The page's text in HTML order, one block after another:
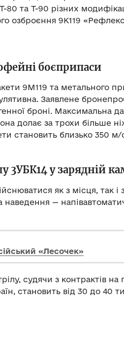
80 та Т-90 різних
озброєння 9К119
боєприпаси
9М119 та метального
Заявлене
броні. Максимальна
долає за трохи більше
становить близько 350 м/
3УБК14 у зарядній
як з місця, так і
наведення —
«Лесочек»
судячи з контрактів
становить від 30 до 40